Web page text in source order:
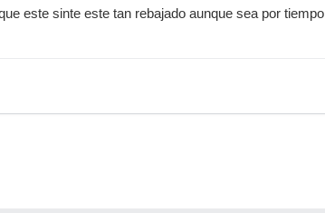
este sinte este tan rebajado aunque sea por tiempo